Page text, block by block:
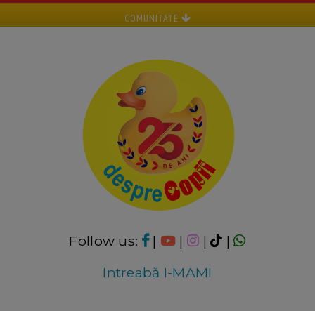
COMUNITATE
Follow us: | | |
|
Intreabă I-MAMI